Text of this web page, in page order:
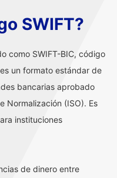
SWIFT?
como SWIFT-BIC, código
un formato estándar de
bancarias aprobado
Normalización (ISO). Es
instituciones
de dinero entre